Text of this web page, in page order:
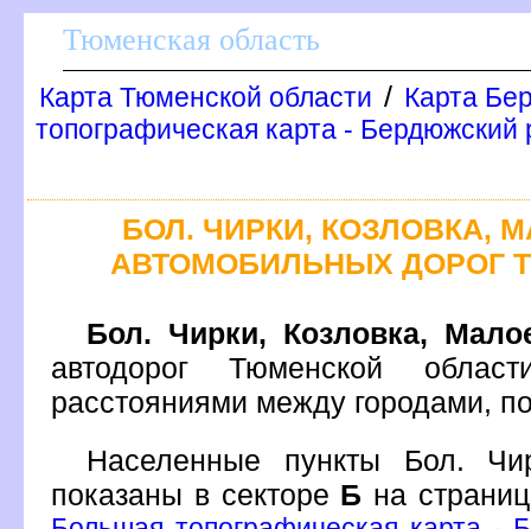
Тюменская область
Карта Тюменской области / Карта
топографическая карта -
БОЛ. ЧИРКИ, КОЗЛОВКА,
АВТОМОБИЛЬНЫХ ДОРОГ
Бол. Чирки, Козловка,
автодорог Тюменской
расстояниями между городами,
Населенные пункты Бол.
показаны в секторе Б на